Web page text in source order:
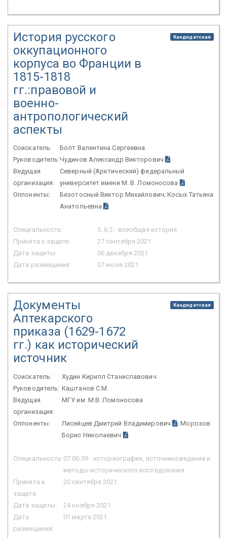
История русского
оккупационного
корпуса во Франции в
1815-1818
гг.:правовой и
военно-
антропологический
аспекты
Кандидатская
Соискатель:
Болт Валентина Сергеевна
Руководитель:Чудинов Александр Викторович
Ведущая
организация:
Северный (Арктический) федеральный
университет имени М. В. Ломоносова
Оппоненты:
Безотосный Виктор Михайлович; Косых Татьяна
Анатольевна
Специальность:
5..6.2.- всеобщая история
Принята к защите:
27 сентября 2021
Дата защиты:
06 декабря 2021
Дата размещения:
07 июня 2021
Документы
Аптекарского
приказа (1629-1672
гг.) как исторический
источник
Кандидатская
Соискатель:
Худин Кирилл Станиславович
Руководитель: Каштанов С.М.
Ведущая
организация:
МГУ им. М.В. Ломоносова
Оппоненты: Лисейцев Дмитрий Владимирович
; Морозов
Борис Николаевич
Специальность: 07.00.09 - историография, источниковедение и
методы исторического исследования
Принята к
защите:
20 сентября 2021
Дата защиты:
24 ноября 2021
Дата
размещения:
01 марта 2021